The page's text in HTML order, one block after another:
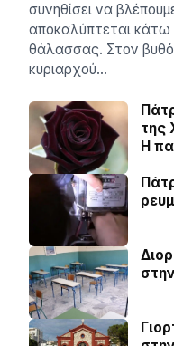
συνηθίσει να
αποκαλύπτεται κάτω
θάλασσας. Στον
κυριαρχού…
της
Η